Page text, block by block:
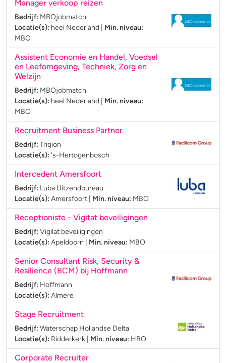
Manager verkoop reizen
Bedrijf: MBOjobmatch
Locatie(s): heel Nederland
Min. niveau:
MBO
Assistent Economie en Handel, Voedsel
en Leefomgeving, Techniek, Zorg en
Welzijn
Bedrijf: MBOjobmatch
Locatie(s): heel Nederland
Min. niveau:
MBO
Recruitment Business Partner
Bedrijf: Trigion
Locatie(s): 's-Hertogenbosch
Intercedent Amersfoort
Bedrijf: Luba Uitzendbureau
Locatie(s): Amersfoort Min. niveau: MBO
Receptioniste - Vigitat beveiligingen
Bedrijf: Vigilat beveiligingen
Locatie(s): Apeldoorn Min. niveau: MBO
Senior Consultant Risk, Security &
Resilience (BCM) bij Hoffmann
Bedrijf: Hoffmann
Locatie(s): Almere
Stage Recruitment
Bedrijf: Waterschap Hollandse Delta
Locatie(s): Ridderkerk Min. niveau: HBO
Corporate Recruiter